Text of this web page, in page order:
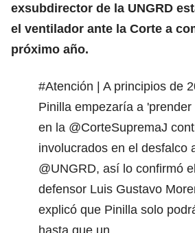
exsubdirector de la UNGRD
el ventilador ante la Corte a
próximo año.
#Atención | A principios de
Pinilla empezaría a
en la @CorteSupremaJ
involucrados en el desfalco
@UNGRD, así lo confirmó
defensor Luis Gustavo
explicó que Pinilla solo
hasta que un…